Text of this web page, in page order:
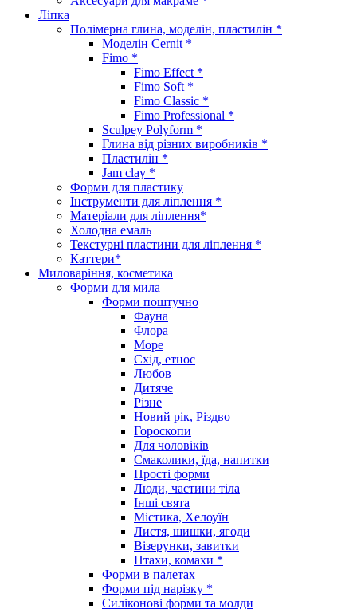
Ліпка
Полімерна глина, моделін, пластилін *
Моделін Cernit *
Fimo *
Fimo Effect *
Fimo Soft *
Fimo Classic *
Fimo Professional *
Sculpey Polyform *
Глина від різних виробників *
Пластилін *
Jam clay *
Форми для пластику
Інструменти для ліплення *
Матеріали для ліплення*
Холодна емаль
Текстурні пластини для ліплення *
Каттери*
Миловаріння, косметика
Форми для мила
Форми поштучно
Фауна
Флора
Море
Схід, етнос
Любов
Дитяче
Різне
Новий рік, Різдво
Гороскопи
Для чоловіків
Смаколики, їда, напитки
Прості форми
Люди, частини тіла
Інші свята
Містика, Хелоуїн
Листя, шишки, ягоди
Візерунки, завитки
Птахи, комахи *
Форми в палетах
Форми під нарізку *
Силіконові форми та молди